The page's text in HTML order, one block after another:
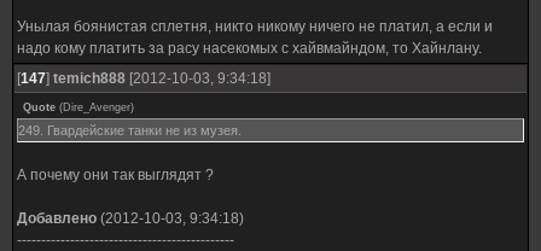
Унылая боянистая сплетня, никто никому ничего не платил, а если и
надо кому платить за расу насекомых с хайвмайндом, то Хайнлану.
[147] temich888 [2012-10-03, 9:34:18]
Quote (Dire_Avenger)
249. Гвардейские танки не из музея.
А почему они так выглядят ?
Добавлено (2012-10-03, 9:34:18)
---------------------------------------------